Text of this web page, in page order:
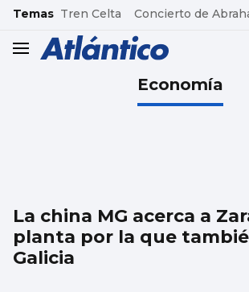
common.go-to-content
Temas Tren Celta Concierto de
header.menu.open
Economía
La china MG acerca a
planta por la que
Galicia